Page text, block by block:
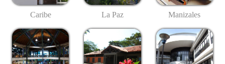
Caribe La Paz Manizales